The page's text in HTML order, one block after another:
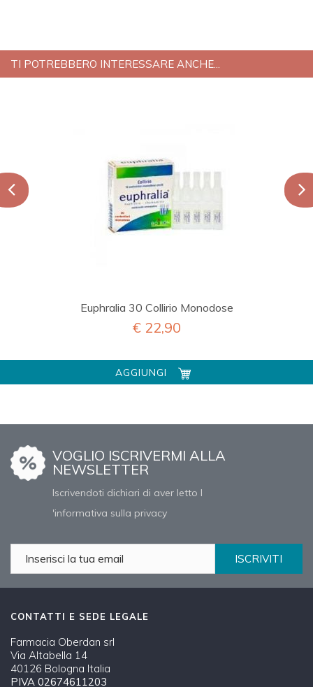
TI POTREBBERO INTERESSARE ANCHE...
Euphralia 30 Collirio Monodose
€ 22,90
AGGIUNGI
VOGLIO ISCRIVERMI ALLA
NEWSLETTER
Iscrivendoti dichiari di aver letto l
'informativa sulla privacy
ISCRIVITI
CONTATTI E SEDE LEGALE
Farmacia Oberdan srl
Via Altabella 14
40126 Bologna Italia
PIVA 02674611203